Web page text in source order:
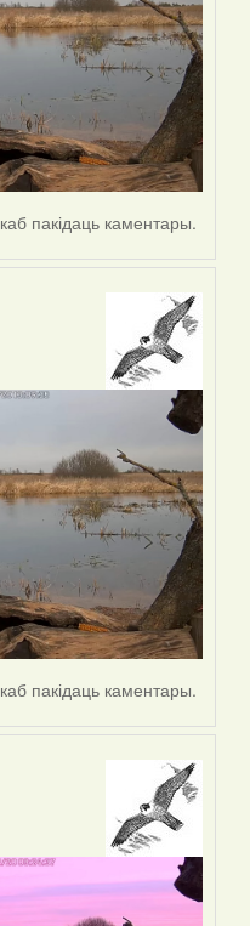
каб пакідаць каментары.
каб пакідаць каментары.